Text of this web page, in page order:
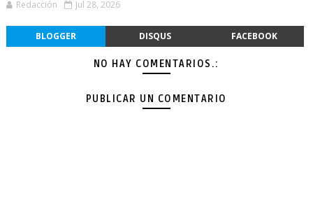
Redacción Jul 28, 2026
BLOGGER DISQUS FACEBOOK
NO HAY COMENTARIOS.:
PUBLICAR UN COMENTARIO